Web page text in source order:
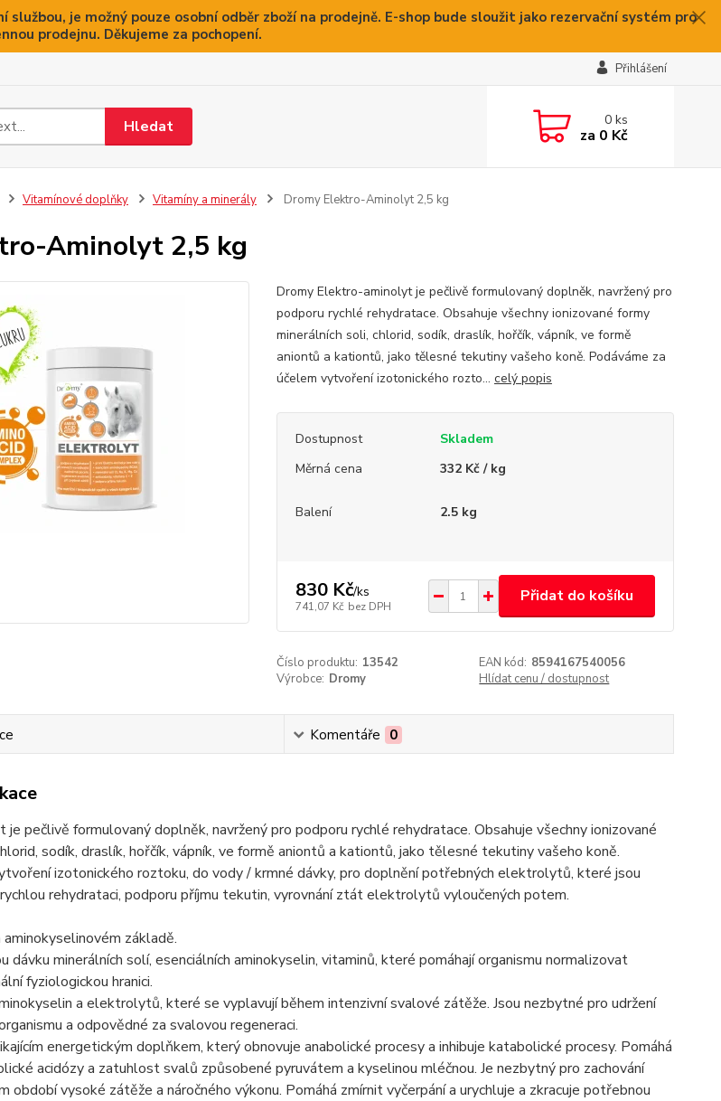
je možný pouze osobní odběr zboží na prodejně. E-shop bude sloužit jako rezervační systém pro
prodejnu. Děkujeme za pochopení.
Přihlášení
Hledat 0ks
za 0 Kč
Vitamínové doplňky Vitamíny a minerály Dromy Elektro-Aminolyt 2,5 kg
Aminolyt 2,5 kg
Dromy Elektro-aminolyt je pečlivě formulovaný doplněk, navržený pro
podporu rychlé rehydratace. Obsahuje všechny ionizované formy
minerálních soli, chlorid, sodík, draslík, hořčík, vápník, ve formě
aniontů a kationtů, jako tělesné tekutiny vašeho koně. Podáváme za
účelem vytvoření izotonického rozto... celý popis
Dostupnost
Skladem
Měrná cena
332 Kč / kg
Balení 2.5 kg
830 Kč/ks
741,07 Kč bez DPH
Přidat do košíku
Číslo produktu: 13542 EAN kód: 8594167540056
Výrobce: Dromy Hlídat cenu / dostupnost
Komentáře 0
pečlivě formulovaný doplněk, navržený pro podporu rychlé rehydratace. Obsahuje všechny ionizované
sodík, draslík, hořčík, vápník, ve formě aniontů a kationtů, jako tělesné tekutiny vašeho koně.
izotonického roztoku, do vody / krmné dávky, pro doplnění potřebných elektrolytů, které jsou
rehydrataci, podporu příjmu tekutin, vyrovnání ztát elektrolytů vyloučených potem.
základě.
dávku minerálních solí, esenciálních aminokyselin, vitaminů, které pomáhají organismu normalizovat
fyziologickou hranici.
a elektrolytů, které se vyplavují během intenzivní svalové zátěže. Jsou nezbytné pro udržení
a odpovědné za svalovou regeneraci.
energetickým doplňkem, který obnovuje anabolické procesy a inhibuje katabolické procesy. Pomáhá
acidózy a zatuhlost svalů způsobené pyruvátem a kyselinou mléčnou. Je nezbytný pro zachování
vysoké zátěže a náročného výkonu. Pomáhá zmírnit vyčerpání a urychluje a zkracuje potřebnou